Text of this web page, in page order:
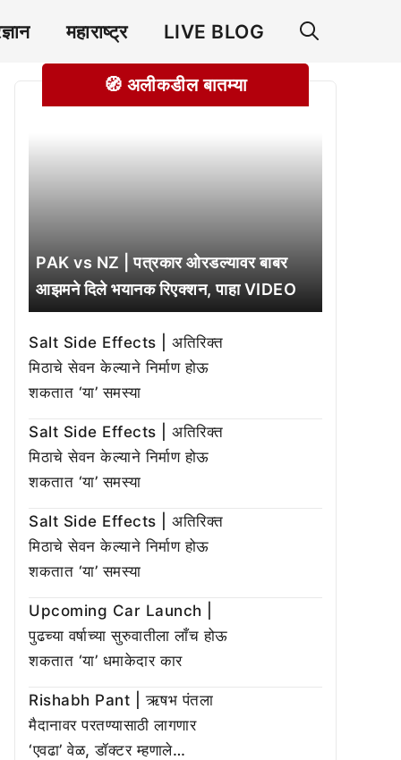
महाराष्ट्र LIVE BLOG
🧭 अलीकडील बातम्या
PAK vs NZ | पत्रकार ओरडल्यावर बाबर
आझमने दिले भयानक रिएक्शन, पाहा VIDEO
Salt Side Effects | अतिरिक्त
मिठाचे सेवन केल्याने निर्माण होऊ
शकतात ‘या’ समस्या
Salt Side Effects | अतिरिक्त
मिठाचे सेवन केल्याने निर्माण होऊ
शकतात ‘या’ समस्या
Salt Side Effects | अतिरिक्त
मिठाचे सेवन केल्याने निर्माण होऊ
शकतात ‘या’ समस्या
Upcoming Car Launch |
पुढच्या वर्षाच्या सुरुवातीला लाँच होऊ
शकतात ‘या’ धमाकेदार कार
Rishabh Pant | ऋषभ पंतला
मैदानावर परतण्यासाठी लागणार
‘एवढा’ वेळ, डॉक्टर म्हणाले…